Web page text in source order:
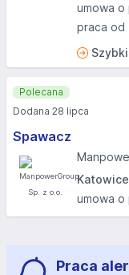
umowa o
praca od
Spawacz
umowa o
Polecana
Dodana 28 lipca
Praca